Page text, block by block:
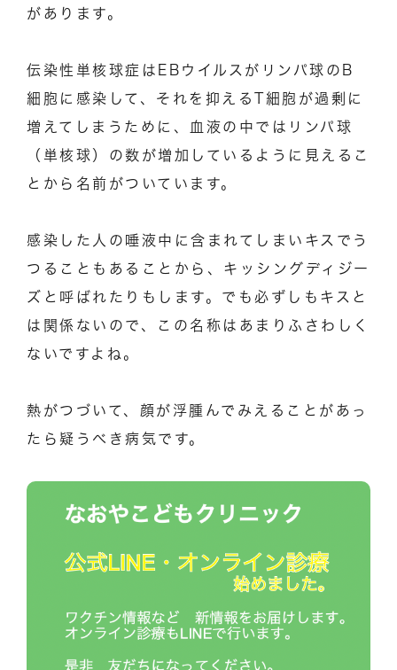
があります。
伝染性単核球症はEBウイルスがリンパ球のB
細胞に感染して、それを抑えるT細胞が過剰に
増えてしまうために、血液の中ではリンパ球
（単核球）の数が増加しているように見えるこ
とから名前がついています。
感染した人の唾液中に含まれてしまいキスでう
つることもあることから、キッシングディジー
ズと呼ばれたりもします。でも必ずしもキスと
は関係ないので、この名称はあまりふさわしく
ないですよね。
熱がつづいて、顔が浮腫んでみえることがあっ
たら疑うべき病気です。